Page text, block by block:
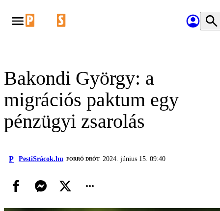
Bakondi György: a
migrációs paktum egy
pénzügyi zsarolás
P PestiSrácok.hu FORRÓ DRÓT 2024. június 15. 09:40